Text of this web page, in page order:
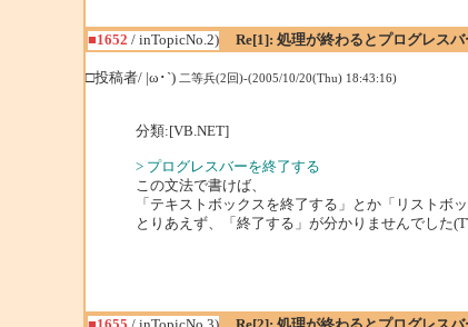
■1652 / inTopicNo.2)
Re[1]: 処理が終わるとプログレスバ
□投稿者/ |ω･`) 二等兵(2回)-(2005/10/20(Thu) 18:43:16)
分類:[VB.NET]
> プログレスバーを終了する
この文法で書けば、
「テキストボックスを終了する」とか「リストボ
とりあえず、「終了する」が分かりませんでした